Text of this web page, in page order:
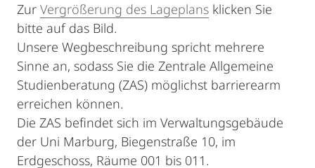
Zur Vergrößerung des Lageplans klicken Sie
bitte auf das Bild.
Unsere Wegbeschreibung spricht mehrere
Sinne an, sodass Sie die Zentrale Allgemeine
Studienberatung (ZAS) möglichst barrierearm
erreichen können.
Die ZAS befindet sich im Verwaltungsgebäude
der Uni Marburg, Biegenstraße 10, im
Erdgeschoss, Räume 001 bis 011.